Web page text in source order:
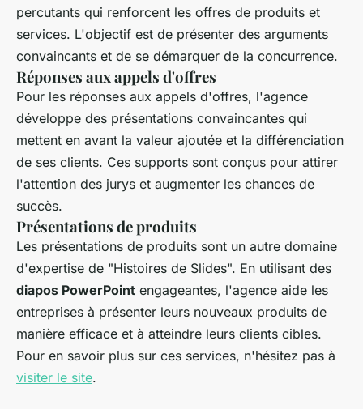
percutants qui renforcent les offres de produits et
services. L'objectif est de présenter des arguments
convaincants et de se démarquer de la concurrence.
Réponses aux appels d'offres
Pour les réponses aux appels d'offres, l'agence
développe des présentations convaincantes qui
mettent en avant la valeur ajoutée et la différenciation
de ses clients. Ces supports sont conçus pour attirer
l'attention des jurys et augmenter les chances de
succès.
Présentations de produits
Les présentations de produits sont un autre domaine
d'expertise de "Histoires de Slides". En utilisant des
diapos PowerPoint engageantes, l'agence aide les
entreprises à présenter leurs nouveaux produits de
manière efficace et à atteindre leurs clients cibles.
Pour en savoir plus sur ces services, n'hésitez pas à
visiter le site.